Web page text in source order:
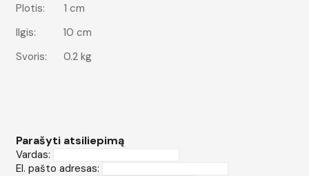
Plotis: 1 cm
Ilgis: 10 cm
Svoris: 0.2 kg
Parašyti atsiliepimą
Vardas:
El. pašto adresas: